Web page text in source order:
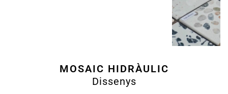
MOSAIC HIDRÀULIC
Dissenys